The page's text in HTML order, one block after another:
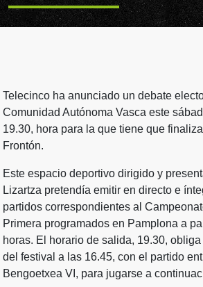
Telecinco ha anunciado un debate
Comunidad Autónoma Vasca este
19.30, hora para la que tiene que
Frontón.
Este espacio deportivo dirigido y
Lizartza pretendía emitir en directo e
partidos correspondientes al
Primera programados en Pamplona a
horas. El horario de salida, 19.30,
del festival a las 16.45, con el partido
Bengoetxea VI, para jugarse a